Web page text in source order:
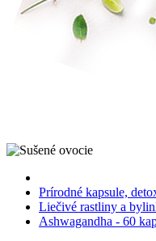
Prírodné kapsule,
Liečivé rastliny a
Ashwagandha - 60